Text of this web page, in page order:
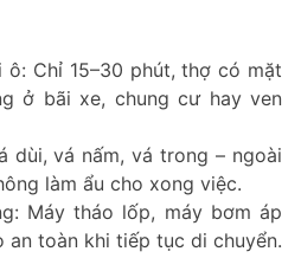
Chỉ 15–30 phút, thợ có mặt
ở bãi xe, chung cư hay ven
dùi, vá nấm, vá trong – ngoài
làm ẩu cho xong việc.
Máy tháo lốp, máy bơm áp
an toàn khi tiếp tục di chuyển.